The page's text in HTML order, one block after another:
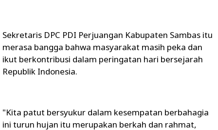
Sekretaris DPC PDI Perjuangan Kabupaten Sambas itu
merasa bangga bahwa masyarakat masih peka dan
ikut berkontribusi dalam peringatan hari bersejarah
Republik Indonesia.
"Kita patut bersyukur dalam kesempatan berbahagia
ini turun hujan itu merupakan berkah dan rahmat,